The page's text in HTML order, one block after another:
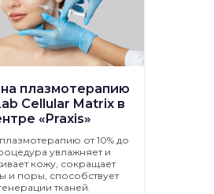
плазмотерапию
Cellular Matrix в
«Praxis»
от 10% до
увлажняет и
кожу, сокращает
и поры, способствует
тканей.